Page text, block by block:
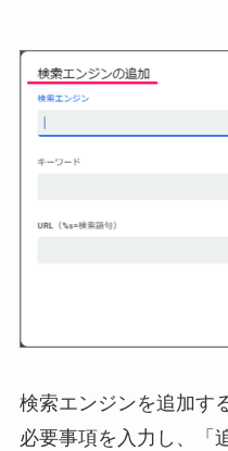
検索エンジンを追加す
必要事項を入力し、「